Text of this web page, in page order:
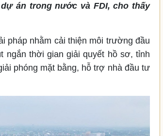
án trong nước và FDI, cho thấy
pháp nhằm cải thiện môi trường đầu
ngắn thời gian giải quyết hồ sơ, tỉnh
phóng mặt bằng, hỗ trợ nhà đầu tư